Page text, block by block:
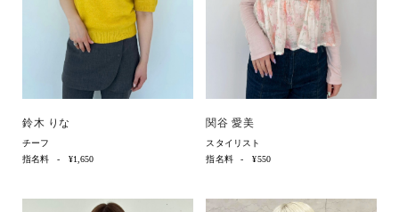
鈴木 りな
チーフ
指名料
¥1,650
関谷 愛美
スタイリスト
指名料
¥550